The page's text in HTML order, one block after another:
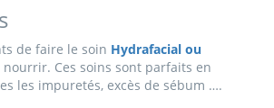
de faire le soin Hydrafacial ou
Ces soins sont parfaits en
les impuretés, excès de sébum ….